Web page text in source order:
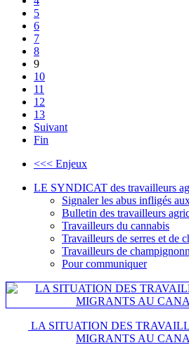
5
6
7
8
9
10
11
12
13
Suivant
Fin
<<< Enjeux
LE SYNDICAT des travailleurs
Signaler les abus infligés
Bulletin des travailleurs
Travailleurs du cannabis
Travailleurs de serres et de
Travailleurs de
Pour communiquer
LA SITUATION DES
MIGRANTS AU